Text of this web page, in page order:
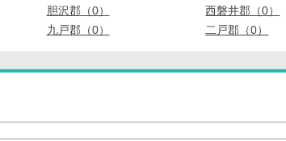
胆沢郡（0） 西磐井郡（0）
九戸郡（0） 二戸郡（0）